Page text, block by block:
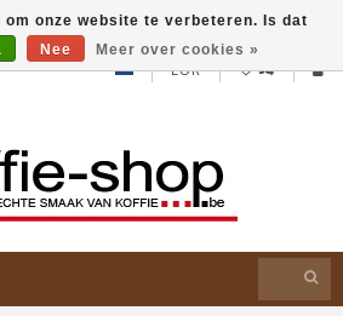
EUR
onze website te verbeteren. Is dat
Nee Meer over cookies »